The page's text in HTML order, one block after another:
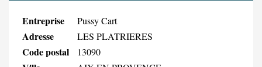
Entreprise Pussy Cart
Adresse LES PLATRIERES
Code postal 13090